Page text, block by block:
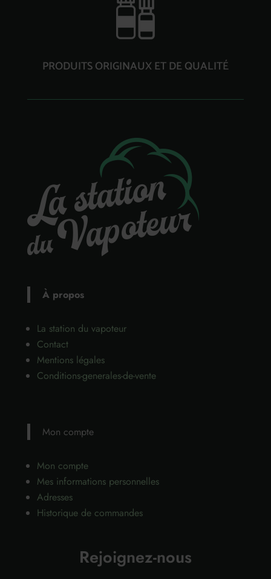
PRODUITS ORIGINAUX ET DE QUALITÉ
À propos
La station du vapoteur
Contact
Mentions légales
Conditions-generales-de-vente
Mon compte
Mon compte
Mes informations personnelles
Adresses
Historique de commandes
Rejoignez-nous